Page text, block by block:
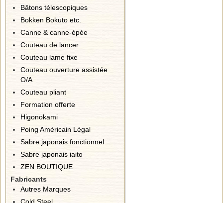
Bâtons télescopiques
Bokken Bokuto etc.
Canne & canne-épée
Couteau de lancer
Couteau lame fixe
Couteau ouverture assistée
O/A
Couteau pliant
Formation offerte
Higonokami
Poing Américain Légal
Sabre japonais fonctionnel
Sabre japonais iaito
ZEN BOUTIQUE
Fabricants
Autres Marques